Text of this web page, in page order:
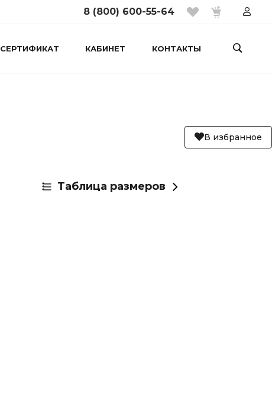
8 (800) 600-55-64
СЕРТИФИКАТ КАБИНЕТ КОНТАКТЫ
В избранное
Таблица размеров